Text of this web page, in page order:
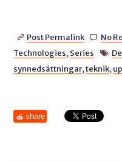
 Post Permalink  No
Technologies,Series 
synnedsättningar,teknik,
share